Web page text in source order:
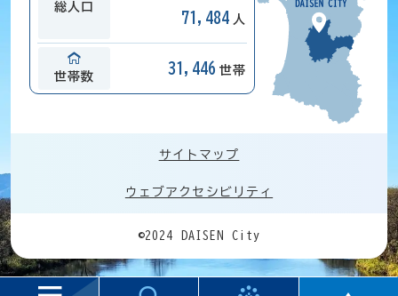
総人口
71,484 人
世帯数
31,446 世帯
サイトマップ
ウェブアクセシビリティ
©2024 DAISEN City